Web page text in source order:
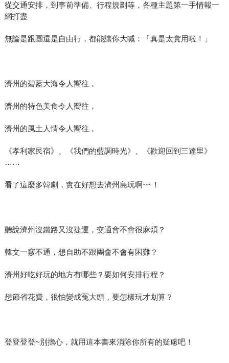
從交通安排，到事前準備、行程規劃等，各種主題第一手情報一
網打盡
無論是跟團還是自由行，都能讓你大喊：「真是太實用啦！」
濟州的碧藍大海令人嚮往，
濟州的特色美食令人嚮往，
濟州的風土人情令人嚮往，
《孝利家民宿》、《我們的藍調時光》、《歡迎回到三達里》
……
看了這麼多韓劇，實在好想去濟州島玩啊~~！
聽說濟州沒鐵路又沒捷運，交通會不會很麻煩？
韓文一竅不通，想自助不跟團會不會有困難？
濟州好吃好玩的地方有哪些？要如何安排行程？
想節省花費，很怕變成冤大頭，要怎樣玩才划算？
登登登登~別擔心，就用這本書來消除你所有的疑慮吧！